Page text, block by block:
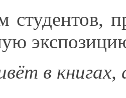
студентов,
в книгах,